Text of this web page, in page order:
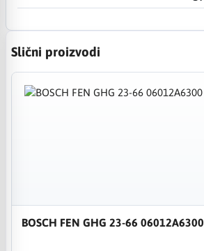
Slični proizvodi
BOSCH FEN GHG 23-66 06012A6300